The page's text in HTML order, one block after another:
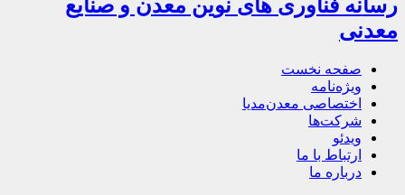
رسانه فناوری های نوین معدن و صنایع
معدنی
صفحه نخست
ویژه‌نامه
اختصاصی معدن‌مدیا
شرکت‌ها
ویدئو
ارتباط با ما
درباره ما